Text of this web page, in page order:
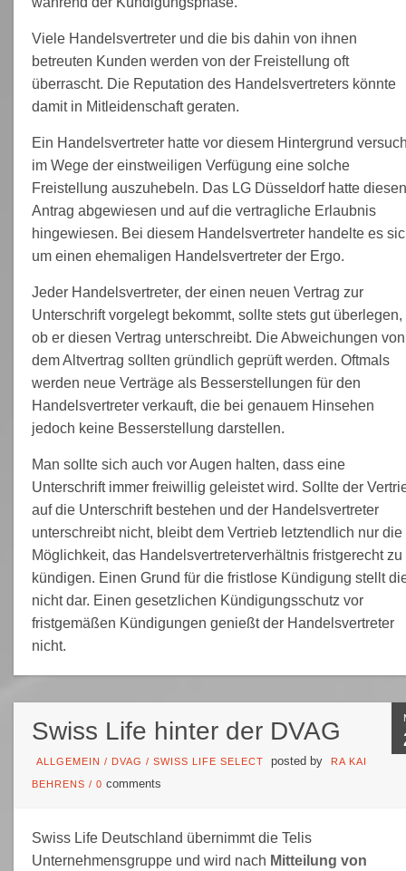
Viele Handelsvertreter und die bis dahin von ihnen
betreuten Kunden werden von der Freistellung oft
überrascht. Die Reputation des Handelsvertreters könnte
damit in Mitleidenschaft geraten.
Ein Handelsvertreter hatte vor diesem Hintergrund
im Wege der einstweiligen Verfügung eine solche
Freistellung auszuhebeln. Das LG Düsseldorf hatte diesen
Antrag abgewiesen und auf die vertragliche Erlaubnis
hingewiesen. Bei diesem Handelsvertreter handelte es
um einen ehemaligen Handelsvertreter der Ergo.
Jeder Handelsvertreter, der einen neuen Vertrag zur
Unterschrift vorgelegt bekommt, sollte stets gut überlegen,
ob er diesen Vertrag unterschreibt. Die Abweichungen von
dem Altvertrag sollten gründlich geprüft werden. Oftmals
werden neue Verträge als Besserstellungen für den
Handelsvertreter verkauft, die bei genauem Hinsehen
jedoch keine Besserstellung darstellen.
Man sollte sich auch vor Augen halten, dass eine
Unterschrift immer freiwillig geleistet wird. Sollte der
auf die Unterschrift bestehen und der Handelsvertreter
unterschreibt nicht, bleibt dem Vertrieb letztendlich nur die
Möglichkeit, das Handelsvertreterverhältnis fristgerecht zu
kündigen. Einen Grund für die fristlose Kündigung stellt
nicht dar. Einen gesetzlichen Kündigungsschutz vor
fristgemäßen Kündigungen genießt der Handelsvertreter
nicht.
Swiss Life hinter der DVAG
ALLGEMEIN / DVAG / SWISS LIFE SELECT posted by RA KAI
BEHRENS / 0 comments
Swiss Life Deutschland übernimmt die Telis
Unternehmensgruppe und wird nach Mitteilung von